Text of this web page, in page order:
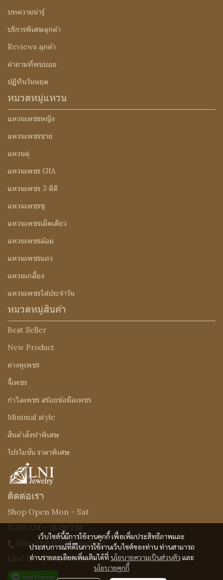
เว็บไซต์นี้มีการใช้งานคุกกี้ เพื่อเพิ่มประสิทธิภาพและ
ประสบการณ์ที่ดีในการใช้งานเว็บไซต์ของท่าน ท่านสามารถ
อ่านรายละเอียดเพิ่มเติมได้ที่ นโยบายความเป็นส่วนตัว และ
นโยบายคุกกี้
บทความน่ารู้
บริการพิเศษลูกค้า
Reviews ลูกค้า
คำถามที่พบบ่อย
ปฏิทินวันหยุด
หมวดหมู่แหวน
แหวนเพชรหญิง
แหวนเพชรชาย
แหวนคู่
แหวนเพชร GIA
แหวนเพชร 3 มิติ
แหวนเพชรชู
แหวนเพชรเม็ดเดียว
แหวนเพชรล้อม
แหวนเพชรแถว
แหวนเกลี้ยง
แหวนเพชรใส่ประจำวัน
หมวดหมู่สินค้า
Best Seller
New Product
ต่างหูเพชร
จี้เพชร
กำไลเพชร สร้อยข้อมือเพชร
Minimal style
สินค้าสั่งทำพิเศษ
โปรโมชั่น ราคาพิเศษ
ติดต่อเรา
Shop Open Mon - Sat
11.00 AM - 18.00 PM
086-310-0519(คุณเจี๊ยบ)
Line ID : @Lnijewelry